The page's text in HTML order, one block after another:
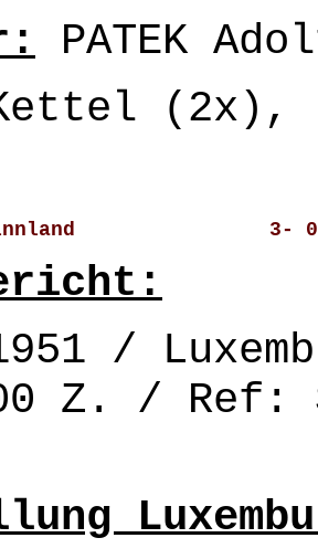
PATEK
(2x),
Finnland                3-
/
Z. / Ref: